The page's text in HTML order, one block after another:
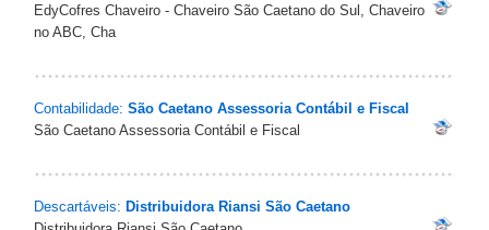
EdyCofres Chaveiro - Chaveiro São Caetano do Sul, Chaveiro
no ABC, Cha
Contabilidade: São Caetano Assessoria Contábil e Fiscal
São Caetano Assessoria Contábil e Fiscal
Descartáveis: Distribuidora Riansi São Caetano